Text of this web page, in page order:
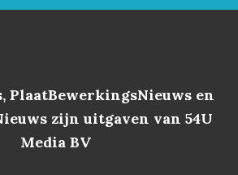
PlaatBewerkingsNieuws en
zijn uitgaven van 54U
Media BV